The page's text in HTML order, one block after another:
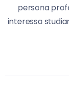
persona
interessa